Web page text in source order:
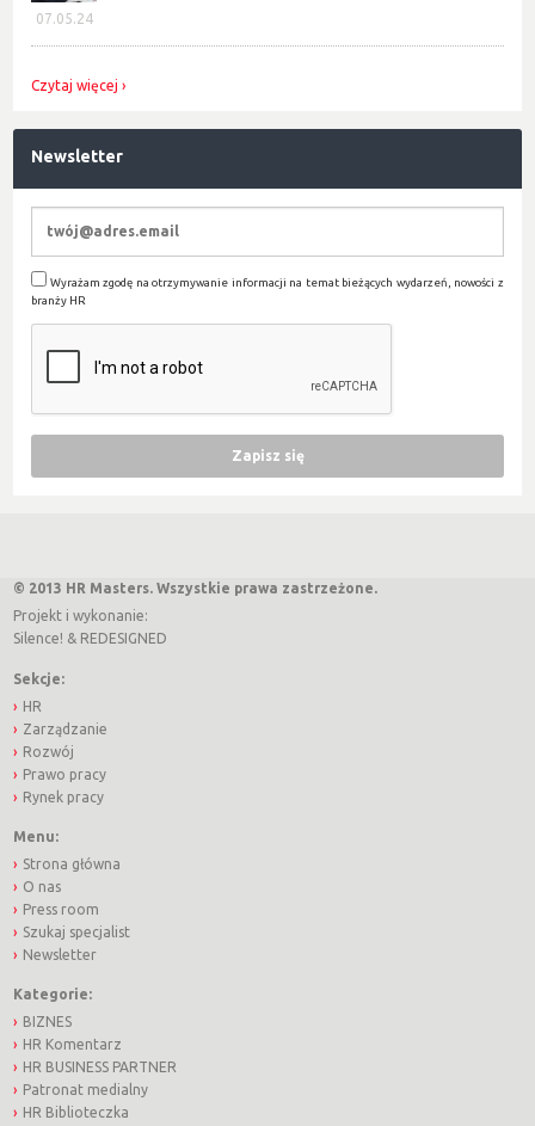
07.05.24
Czytaj więcej
Newsletter
Wyrażam zgodę na otrzymywanie informacji na temat bieżących wydarzeń, nowości z
branży HR
© 2013 HR Masters. Wszystkie prawa zastrzeżone.
Projekt i wykonanie:
Silence! & REDESIGNED
Sekcje:
HR
Zarządzanie
Rozwój
Prawo pracy
Rynek pracy
Menu:
Strona główna
O nas
Press room
Szukaj specjalist
Newsletter
Kategorie:
BIZNES
HR Komentarz
HR BUSINESS PARTNER
Patronat medialny
HR Biblioteczka